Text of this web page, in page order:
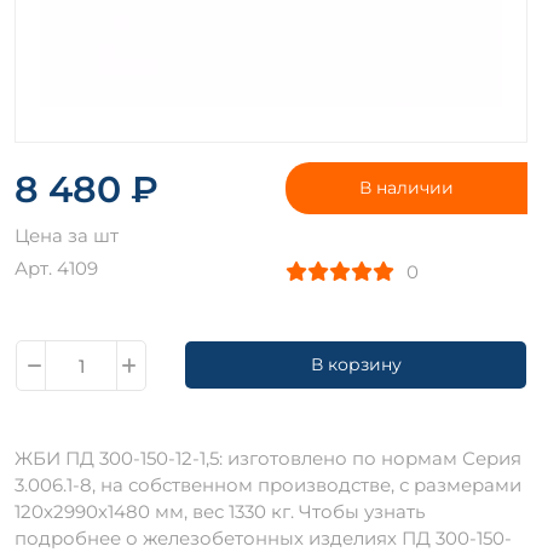
8 480 ₽
Цена за шт
Арт. 4109
В наличии
0
В корзину
ЖБИ ПД 300-150-12-1,5: изготовлено по нормам Серия
3.006.1-8, на собственном производстве, с размерами
120х2990х1480 мм, вес 1330 кг. Чтобы узнать
подробнее о железобетонных изделиях ПД 300-150-